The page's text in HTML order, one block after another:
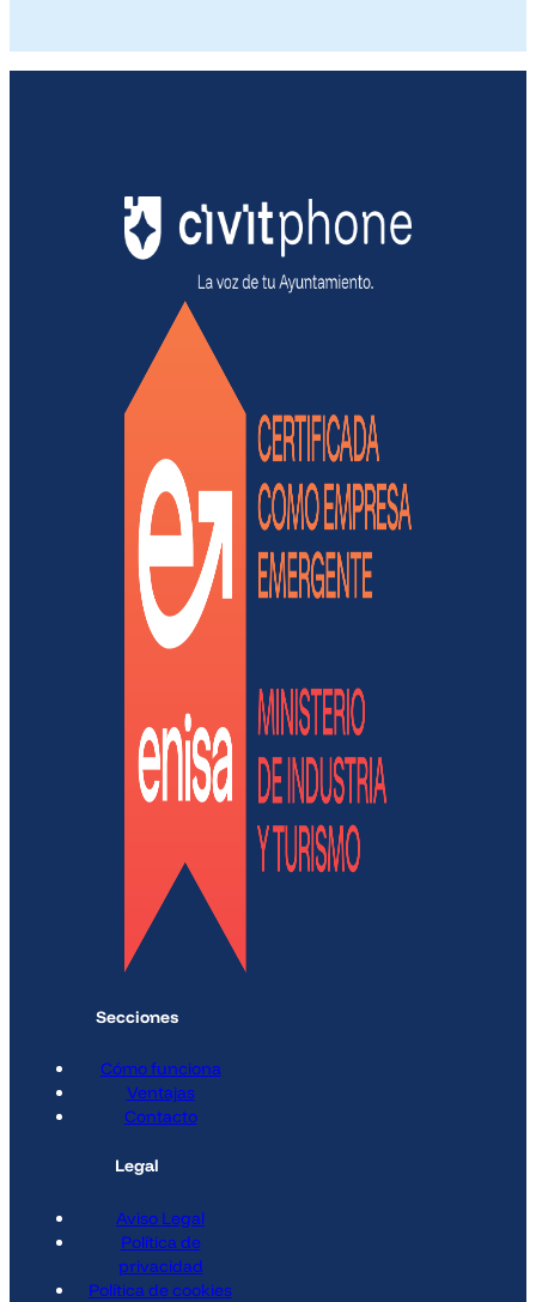
Secciones
Cómo funciona
Ventajas
Contacto
Legal
Aviso Legal
Política de
privacidad
Política de cookies